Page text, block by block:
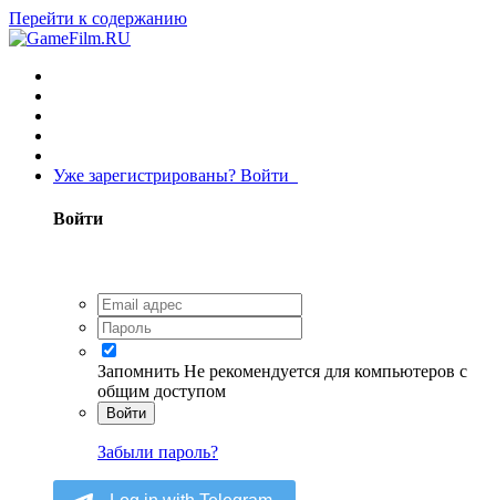
Перейти к содержанию
Уже зарегистрированы? Войти
Войти
Запомнить Не рекомендуется для компьютеров с
общим доступом
Войти
Забыли пароль?